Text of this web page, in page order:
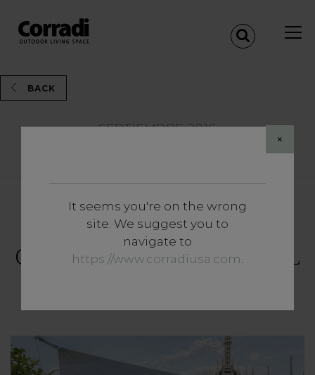
×
It seems you're on the wrong
site. We suggest you to
navigate to
https://www.corradiusa.com.
BACK
SEPTIEMBRE 2016
EFECTO SOMBRA DE
CORRADI CON LA CATEDRAL